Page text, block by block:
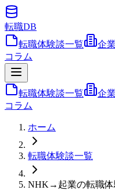
転職DB
転職体験談一覧
企
コラム
転職体験談一覧 企
コラム
ホーム
転職体験談一覧
NHK→起業の転職体